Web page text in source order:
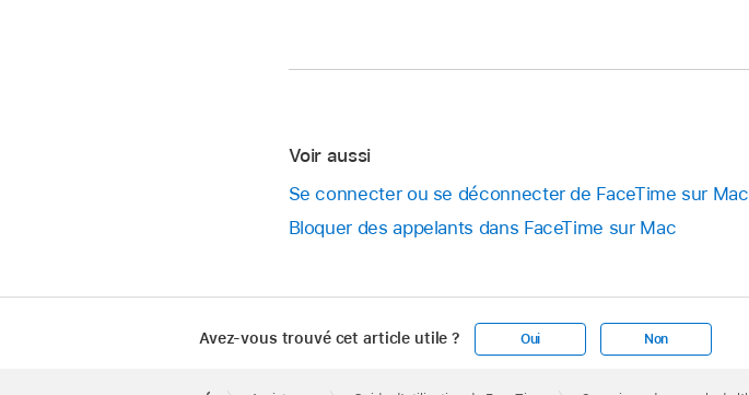
Voir aussi
Se connecter ou se déconnecter de FaceTime sur Mac
Bloquer des appelants dans FaceTime sur Mac
Avez-vous trouvé cet article utile ? Oui Non